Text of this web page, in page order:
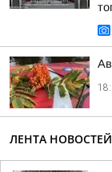
ЛЕНТА НОВОСТЕЙ